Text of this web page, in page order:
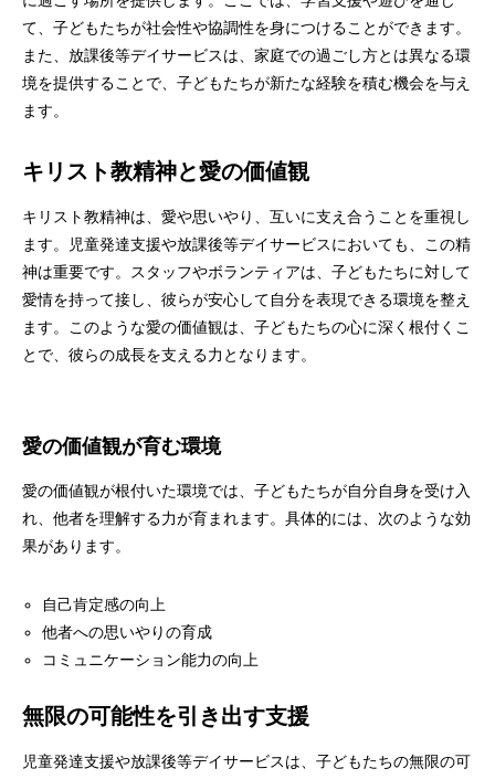
て、子どもたちが社会性や協調性を身につけることができます。
また、放課後等デイサービスは、家庭での過ごし方とは異なる環
境を提供することで、子どもたちが新たな経験を積む機会を与え
ます。
キリスト教精神と愛の価値観
キリスト教精神は、愛や思いやり、互いに支え合うことを重視し
ます。児童発達支援や放課後等デイサービスにおいても、この精
神は重要です。スタッフやボランティアは、子どもたちに対して
愛情を持って接し、彼らが安心して自分を表現できる環境を整え
ます。このような愛の価値観は、子どもたちの心に深く根付くこ
とで、彼らの成長を支える力となります。
愛の価値観が育む環境
愛の価値観が根付いた環境では、子どもたちが自分自身を受け入
れ、他者を理解する力が育まれます。具体的には、次のような効
果があります。
自己肯定感の向上
他者への思いやりの育成
コミュニケーション能力の向上
無限の可能性を引き出す支援
児童発達支援や放課後等デイサービスは、子どもたちの無限の可